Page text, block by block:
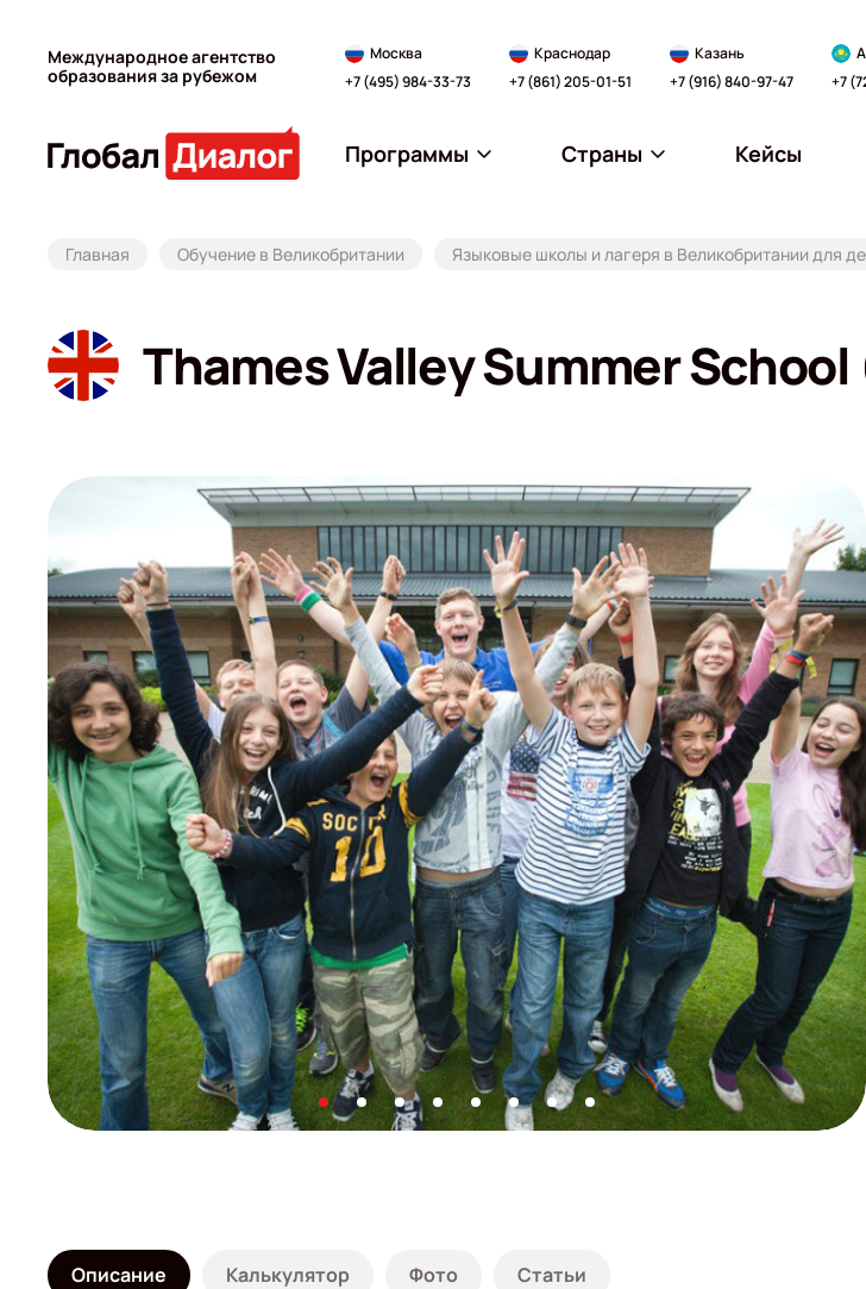
Международное агентство
образования за рубежом
Москва
+7 (495) 984-33-73
Краснодар
+7 (861) 205-01-51
Казань
+7 (916) 840-97-47
+7
Программы Страны Кейсы
Главная Обучение в Великобритании Языковые школы и лагеря в Великобритании для
Thames Valley Summer
Описание Калькулятор Фото Статьи